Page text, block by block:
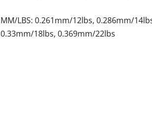
MM/LBS: 0.261mm/12lbs, 0.286mm/
0.33mm/18lbs, 0.369mm/22lbs